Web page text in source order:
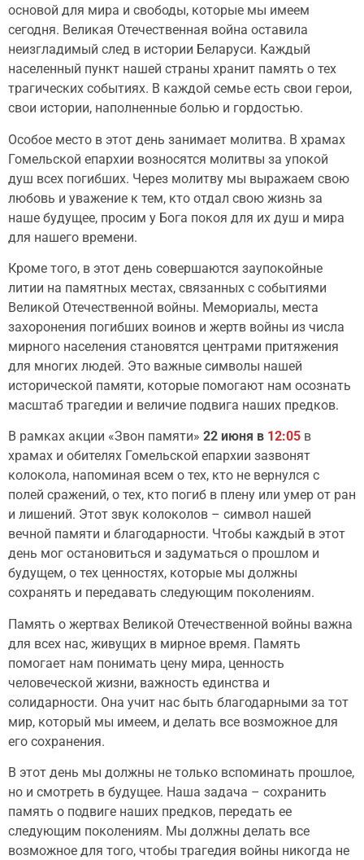
основой для мира и свободы, которые мы имеем
сегодня. Великая Отечественная война оставила
неизгладимый след в истории Беларуси. Каждый
населенный пункт нашей страны хранит память о тех
трагических событиях. В каждой семье есть свои герои,
свои истории, наполненные болью и гордостью.
Особое место в этот день занимает молитва. В храмах
Гомельской епархии возносятся молитвы за упокой
душ всех погибших. Через молитву мы выражаем свою
любовь и уважение к тем, кто отдал свою жизнь за
наше будущее, просим у Бога покоя для их душ и мира
для нашего времени.
Кроме того, в этот день совершаются заупокойные
литии на памятных местах, связанных с событиями
Великой Отечественной войны. Мемориалы, места
захоронения погибших воинов и жертв войны из числа
мирного населения становятся центрами притяжения
для многих людей. Это важные символы нашей
исторической памяти, которые помогают нам осознать
масштаб трагедии и величие подвига наших предков.
В рамках акции «Звон памяти» 22 июня в 12:05 в
храмах и обителях Гомельской епархии зазвонят
колокола, напоминая всем о тех, кто не вернулся с
полей сражений, о тех, кто погиб в плену или умер от ран
и лишений. Этот звук колоколов – символ нашей
вечной памяти и благодарности. Чтобы каждый в этот
день мог остановиться и задуматься о прошлом и
будущем, о тех ценностях, которые мы должны
сохранять и передавать следующим поколениям.
Память о жертвах Великой Отечественной войны важна
для всех нас, живущих в мирное время. Память
помогает нам понимать цену мира, ценность
человеческой жизни, важность единства и
солидарности. Она учит нас быть благодарными за тот
мир, который мы имеем, и делать все возможное для
его сохранения.
В этот день мы должны не только вспоминать прошлое,
но и смотреть в будущее. Наша задача – сохранить
память о подвиге наших предков, передать ее
следующим поколениям. Мы должны делать все
возможное для того, чтобы трагедия войны никогда не